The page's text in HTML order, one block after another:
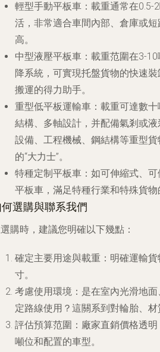
輕型手動平板車 ：載重通常在
活，非常適合車間內部、倉庫或
高。
中型液壓平板車 ：載重范圍在3-
降系統，可實現托盤貨物的快速
搬運的得力助手。
重型低平板運輸車 ：載重可達數
結構、多軸設計，并配備氣剎或
設備、工程機械、鋼結構等重型
的“大力士”。
特種定制平板車 ：如可伸縮式、
平板車，滿足特種行業和特殊貨物
選購與聯系我們
購時，建議您明確以下幾點：
確定主要用途與載重 ：明確運輸
寸。
考慮使用環境 ：是在室內光滑地
定路線使用？這關系到對輪胎、材
評估預算范圍 ：廠家直銷價格透
噸位和配置的車型。